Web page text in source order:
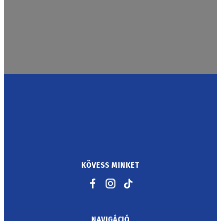
KÖVESS MINKET
Facebook Instagram TikTok